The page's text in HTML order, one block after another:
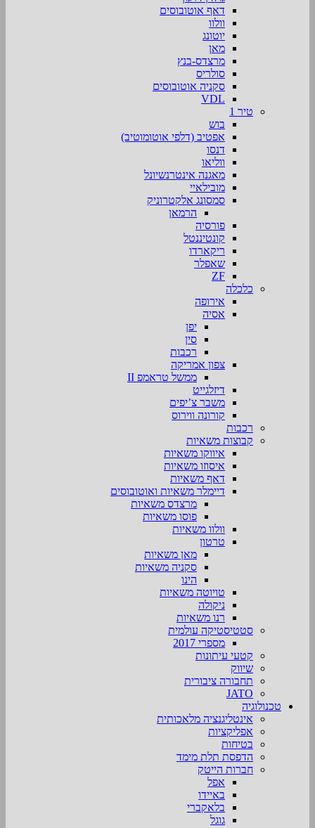
דאף אוטובוסים
וולוו
יוטונג
מאן
מרצדס-בנץ
סולריס
סקניה אוטובוסים
VDL
טיר 1
בוש
אפטיב (דלפי אוטומוטיב)
דנסו
ווליאו
מאגנה אינטרנשיונל
מובילאיי
סמסונג אלקטרוניק
הרמאן
פורסיה
קונטיננטל
ריקארדו
שאפלר
ZF
כלכלה
אירופה
אסיה
יפן
סין
רכבות
צפון אמריקה
ממשל טראמפ II
דיזלגייט
משבר צ’יפים
קורונה ווירוס
רכבות
קבוצות משאיות
איווקו משאיות
איסוזו משאיות
דאף משאיות
דיימלר משאיות ואוטובוסים
מרצדס משאיות
פוסו משאיות
וולוו משאיות
טרטון
מאן משאיות
סקניה משאיות
הינו
טויוטה משאיות
ניקולה
רנו משאיות
סטטיסטיקה עולמית
מספרי 2017
קטעי עיתונות
שיווק
תחבורה ציבורית
JATO
טכנולוגיה
אינטליגנציה מלאכותית
אפליקציות
בטיחות
הדפסת תלת מימד
חברות הייטק
אפל
באיידו
בלאקברי
גוגל